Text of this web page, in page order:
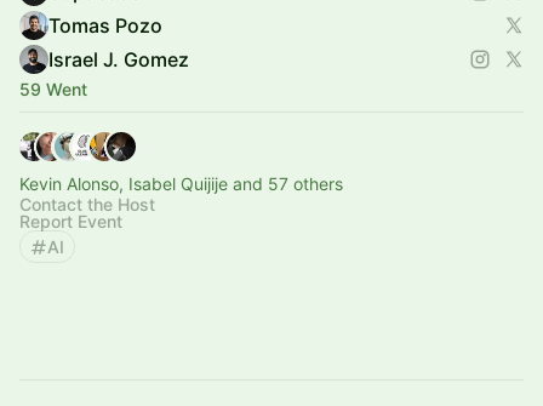
Tomas Pozo
Israel J. Gomez
59 Went
Kevin Alonso, Isabel Quijije and 57 others
Contact the Host
Report Event
AI